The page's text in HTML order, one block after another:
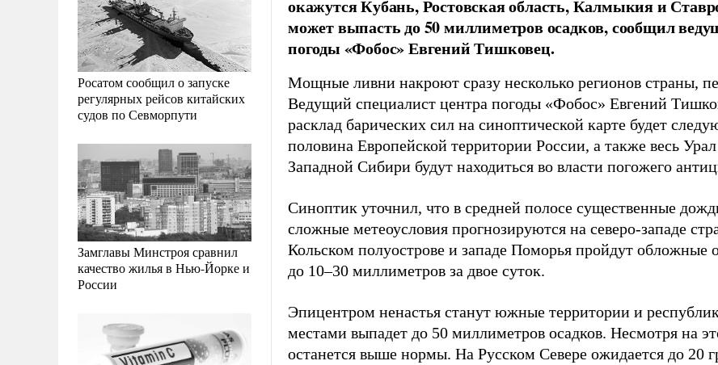
Росатом сообщил о запуске
регулярных рейсов китайских
судов по Севморпути
Замглавы Минстроя сравнил
качество жилья в Нью-Йорке и
России
окажутся Кубань, Ростовская область, Калмыкия и
может выпасть до 50 миллиметров осадков, сообщил
погоды «Фобос» Евгений Тишковец.
Мощные ливни накроют сразу несколько регионов страны,
Ведущий специалист центра погоды «Фобос» Евгений
расклад барических сил на синоптической карте будет
половина Европейской территории России, а также весь
Западной Сибири будут находиться во власти погожего
Синоптик уточнил, что в средней полосе существенные
сложные метеоусловия прогнозируются на северо-западе
Кольском полуострове и западе Поморья пройдут обложные
до 10–30 миллиметров за двое суток.
Эпицентром ненастья станут южные территории и
местами выпадет до 50 миллиметров осадков. Несмотря на
останется выше нормы. На Русском Севере ожидается до 20